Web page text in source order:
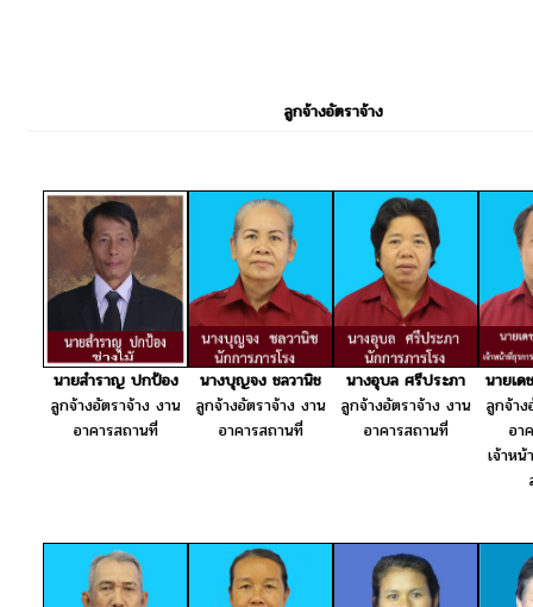
ลูกจ้างอัตราจ้าง
นายสำราญ ปกป้อง
ลูกจ้างอัตราจ้าง งาน
อาคารสถานที่
นางบุญจง ชลวานิช
ลูกจ้างอัตราจ้าง งาน
อาคารสถานที่
นางอุบล ศรีประภา
ลูกจ้างอัตราจ้าง งาน
อาคารสถานที่
นายเด
ลูกจ้า
อา
เจ้าห